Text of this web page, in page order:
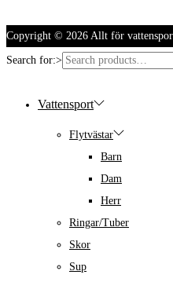
Copyright © 2026 Allt för
Search for:>
Vattensport
Flytvästar
Barn
Dam
Herr
Ringar/Tuber
Skor
Sup